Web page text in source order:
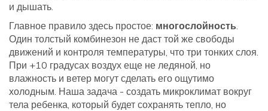
и дышать.
Главное правило здесь простое: многослойность.
Один толстый комбинезон не даст той же свободы
движений и контроля температуры, что три тонких слоя.
При +10 градусах воздух еще не ледяной, но
влажность и ветер могут сделать его ощутимо
холодным. Наша задача - создать микроклимат вокруг
тела ребенка, который будет сохранять тепло, но